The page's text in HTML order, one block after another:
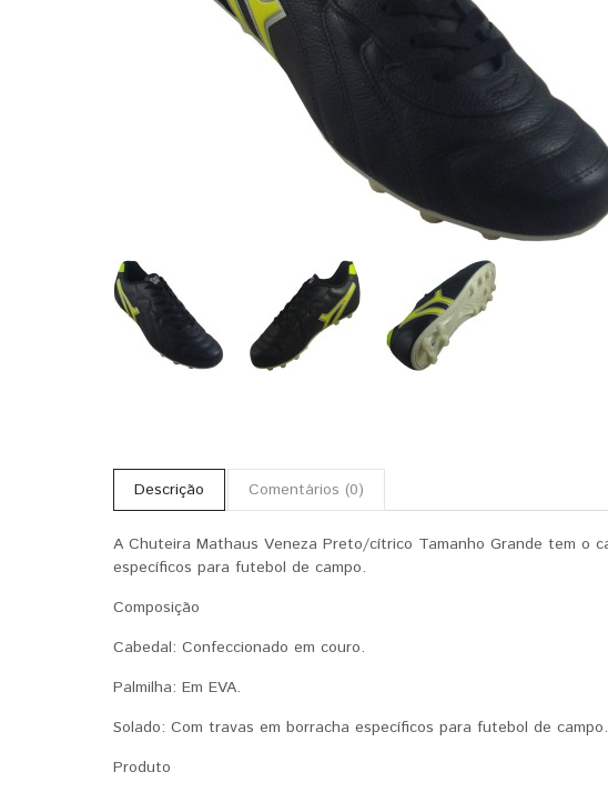
Descrição Comentários (0)
A Chuteira Mathaus Veneza Preto/cítrico Tamanho Grande tem o
específicos para futebol de campo.
Composição
Cabedal: Confeccionado em couro.
Palmilha: Em EVA.
Solado: Com travas em borracha específicos para futebol de campo.
Produto